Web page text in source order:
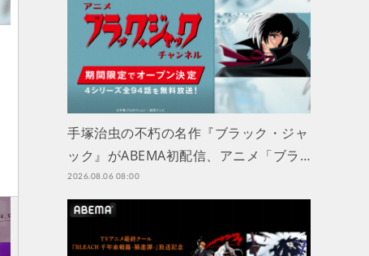
手塚治虫の不朽の名作『ブラック・ジャ
ック』がABEMA初配信、アニメ「ブラ…
2026.08.06 08:00